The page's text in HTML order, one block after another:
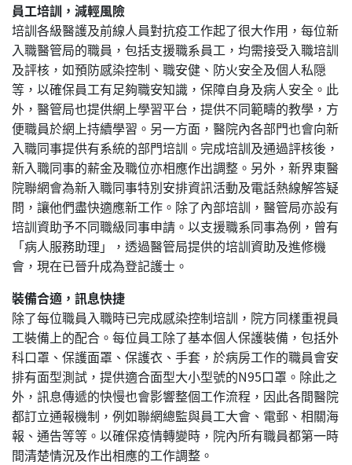
員工培訓，減輕風險
培訓各級醫護及前線人員對抗疫工作起了很大作用，每位新
入職醫管局的職員，包括支援職系員工，均需接受入職培訓
及評核，如預防感染控制、職安健、防火安全及個人私隠
等，以確保員工有足夠職安知識，保障自身及病人安全。此
外，醫管局也提供網上學習平台，提供不同範疇的教學，方
便職員於網上持續學習。另一方面，醫院內各部門也會向新
入職同事提供有系統的部門培訓。完成培訓及通過評核後，
新入職同事的薪金及職位亦相應作出調整。另外，新界東醫
院聯網會為新入職同事特別安排資訊活動及電話熱線解答疑
問，讓他們盡快適應新工作。除了內部培訓，醫管局亦設有
培訓資助予不同職級同事申請。以支援職系同事為例，曾有
「病人服務助理」，透過醫管局提供的培訓資助及進修機
會，現在已晉升成為登記護士。
裝備合適，訊息快捷
除了每位職員入職時已完成感染控制培訓，院方同樣重視員
工裝備上的配合。每位員工除了基本個人保護裝備，包括外
科口罩、保護面罩、保護衣、手套，於病房工作的職員會安
排有面型測試，提供適合面型大小型號的N95口罩。除此之
外，訊息傳遞的快慢也會影響整個工作流程，因此各間醫院
都訂立通報機制，例如聯網總監與員工大會、電郵、相關海
報、通告等等。以確保疫情轉變時，院內所有職員都第一時
間清楚情況及作出相應的工作調整。